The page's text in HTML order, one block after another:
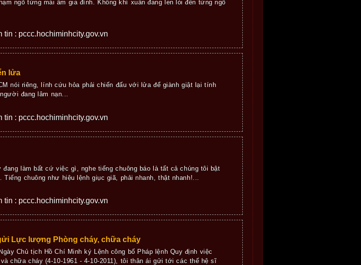
ngõ từng mái ấm gia đình. Không khí xuân đang len lỏi đến từng ngõ
: pccc.hochiminhcity.gov.vn
lửa
nói riêng, lính cứu hỏa phải chiến đấu với lửa để giành giật lại tính
đang lâm nạn...
: pccc.hochiminhcity.gov.vn
đang làm bất cứ việc gì, nghe tiếng chuông báo là tất cả chúng tôi bật
chuông như hiệu lệnh giục giã, phải nhanh, thật nhanh!...
: pccc.hochiminhcity.gov.vn
Lực lượng Phòng cháy, chữa cháy
Chủ tịch Hồ Chí Minh ký Lệnh công bố Pháp lệnh Quy định việc
chữa cháy (4-10-1961 - 4-10-2011), tôi thân ái gửi tới các thế hệ sĩ